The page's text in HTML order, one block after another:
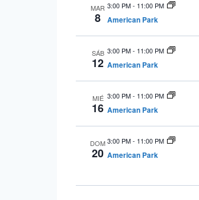
MAR
8
3:00 PM- 11:00 PM
American Park
SÁB
12
3:00 PM- 11:00 PM
American Park
MIÉ
16
3:00 PM- 11:00 PM
American Park
DOM
20
3:00 PM- 11:00 PM
American Park